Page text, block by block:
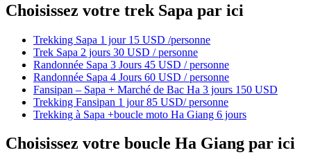
Choisissez votre trek Sapa par ici
Trekking Sapa 1 jour 15 USD /personne
Trek Sapa 2 jours 30 USD / personne
Randonnée Sapa 3 Jours 45 USD / personne
Randonnée Sapa 4 Jours 60 USD / personne
Fansipan – Sapa + Marché de Bac Ha 3 jours 150 USD
Trekking Fansipan 1 jour 85 USD/ personne
Trekking à Sapa +boucle moto Ha Giang 6 jours
Choisissez votre boucle Ha Giang par ici